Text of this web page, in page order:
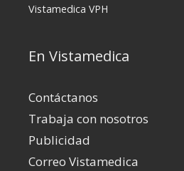
Vistamedica VPH
En Vistamedica
Contáctanos
Trabaja con nosotros
Publicidad
Correo Vistamedica